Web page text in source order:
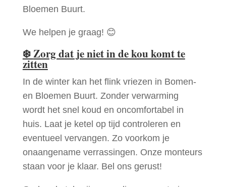
Bloemen Buurt.
We helpen je graag! 😊
❄️Zorg dat je niet in de kou komt te
zitten
In de winter kan het flink vriezen in Bomen-
en Bloemen Buurt. Zonder verwarming
wordt het snel koud en oncomfortabel in
huis. Laat je ketel op tijd controleren en
eventueel vervangen. Zo voorkom je
onaangename verrassingen. Onze monteurs
staan voor je klaar. Bel ons gerust!